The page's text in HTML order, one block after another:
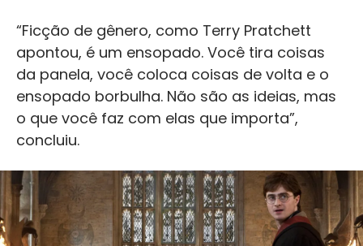
“Ficção de gênero, como Terry Pratchett
apontou, é um ensopado. Você tira coisas
da panela, você coloca coisas de volta e o
ensopado borbulha. Não são as ideias, mas
o que você faz com elas que importa”,
concluiu.